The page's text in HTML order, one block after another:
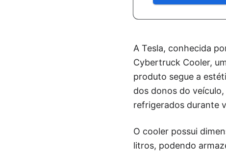
A Tesla, conhecida
Cybertruck Cooler,
produto segue a
dos donos do
refrigerados durante
O cooler possui
litros, podendo